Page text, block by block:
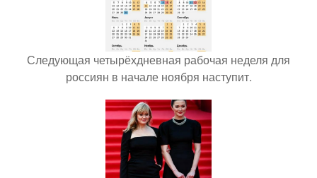
Следующая четырёхдневная рабочая неделя для
россиян в начале ноября наступит.